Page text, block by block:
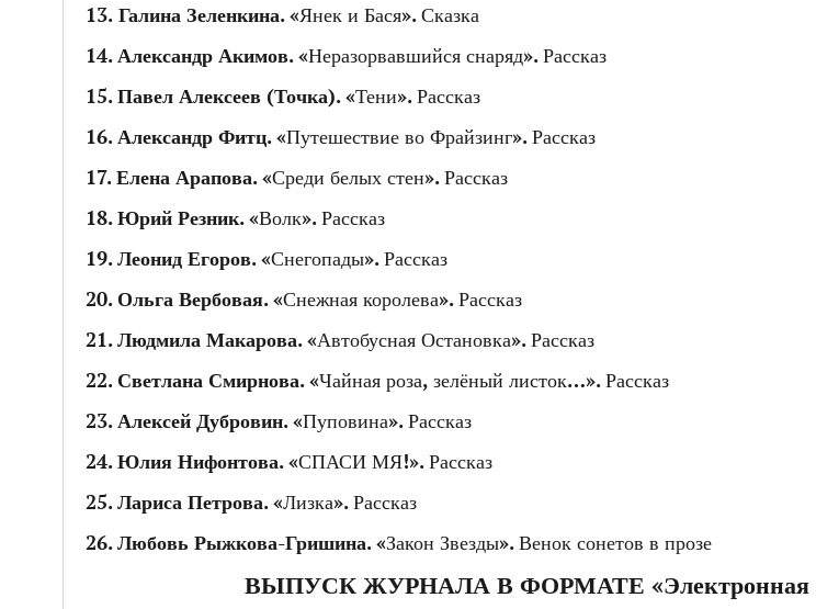
13.Галина Зеленкина. «Янек и Бася». Сказка
14.Александр Акимов. «Неразорвавшийся снаряд». Рассказ
15.Павел Алексеев (Точка). «Тени». Рассказ
16.Александр Фитц. «Путешествие во Фрайзинг». Рассказ
17.Елена Арапова. «Среди белых стен». Рассказ
18.Юрий Резник. «Волк». Рассказ
19.Леонид Егоров. «Снегопады». Рассказ
20. Ольга Вербовая. «Снежная королева». Рассказ
21.Людмила Макарова. «Автобусная Остановка». Рассказ
22. Светлана Смирнова. «Чайная роза, зелёный листок…». Рассказ
23.Алексей Дубровин. «Пуповина». Рассказ
24.Юлия Нифонтова. «СПАСИ МЯ!». Рассказ
25.Лариса Петрова. «Лизка». Рассказ
26.Любовь Рыжкова-Гришина. «Закон Звезды». Венок сонетов в прозе
ВЫПУСК ЖУРНАЛА В ФОРМАТЕ «Электронная